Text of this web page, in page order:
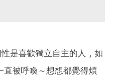
是喜歡獨立自主的人 , 如
被呼喚～想想都覺得煩